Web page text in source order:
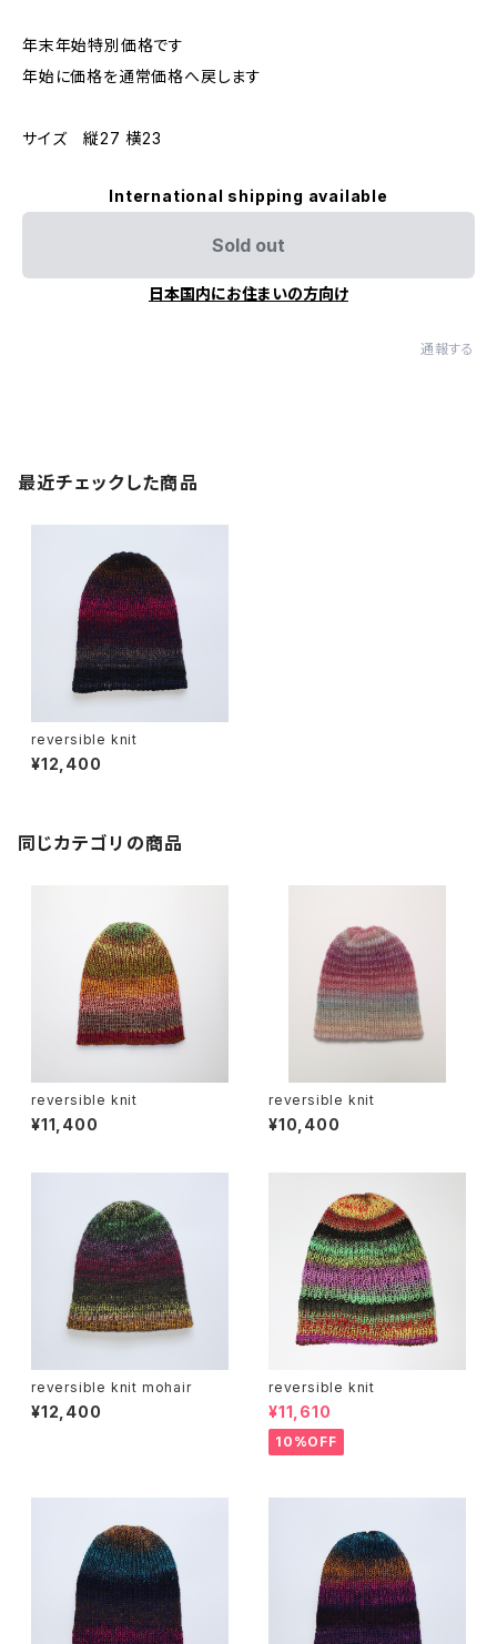
年末年始特別価格です
年始に価格を通常価格へ戻します
サイズ 縦27 横23
International shipping available
Sold out
日本国内にお住まいの方向け
通報する
最近チェックした商品
reversible knit
¥12,400
同じカテゴリの商品
reversible knit
¥11,400
reversible knit
¥10,400
reversible knit mohair
¥12,400
reversible knit
¥11,610
10%OFF